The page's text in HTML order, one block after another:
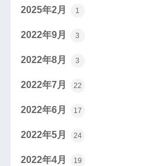
2025年2月 1
2022年9月 3
2022年8月 3
2022年7月 22
2022年6月 17
2022年5月 24
2022年4月 19